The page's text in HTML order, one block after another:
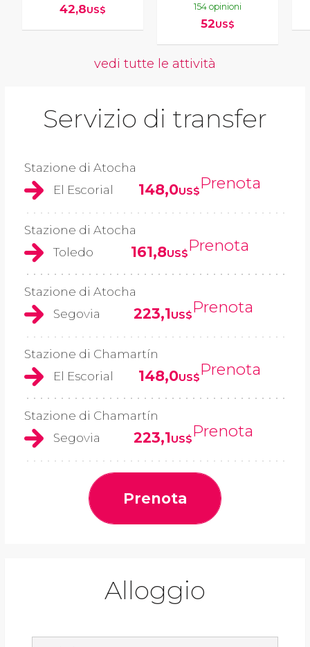
42,8US$ 154 opinioni
52US$
vedi tutte le attività
Servizio di transfer
Stazione di Atocha
El Escorial
148,0US$Prenota
Stazione di Atocha
Toledo
161,8US$Prenota
Stazione di Atocha
Segovia
223,1US$Prenota
Stazione di Chamartín
El Escorial
148,0US$Prenota
Stazione di Chamartín
Segovia
223,1US$Prenota
Prenota
Alloggio